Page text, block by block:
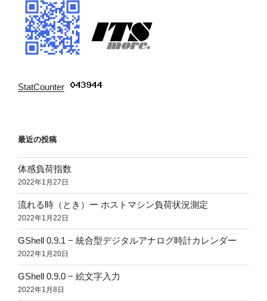
StatCounter
最近の投稿
体感負荷指数
2022年1月27日
流れる時（とき）ー ホストマシン負荷状況測定
2022年1月22日
GShell 0.9.1 − 統合型デジタルアナログ時計カレンダー
2022年1月20日
GShell 0.9.0 − 絵文字入力
2022年1月8日